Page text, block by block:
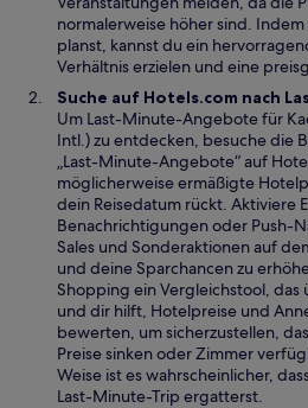
r
g
e
ö
f
f
n
e
t
normalerweise höher sind.
planst, kannst du ein
Verhältnis erzielen und eine
Suche auf Hotels.com nach
Um Last-Minute-Angebote für
Intl.) zu entdecken, besuche die
„Last-Minute-Angebote“ auf
möglicherweise ermäßigte
dein Reisedatum rückt. Aktiviere
Benachrichtigungen oder Push-
Sales und Sonderaktionen auf
und deine Sparchancen zu
Shopping ein Vergleichstool,
und dir hilft, Hotelpreise und
bewerten, um sicherzustellen,
Preise sinken oder Zimmer
Weise ist es wahrscheinlicher,
Last-Minute-Trip ergatterst.